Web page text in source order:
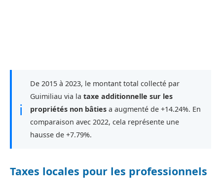
ℹ
De 2015 à 2023, le montant total collecté par
Guimiliau via la taxe additionnelle sur les
propriétés non bâties a augmenté de +14.24%. En
comparaison avec 2022, cela représente une
hausse de +7.79%.
Taxes locales pour les professionnels